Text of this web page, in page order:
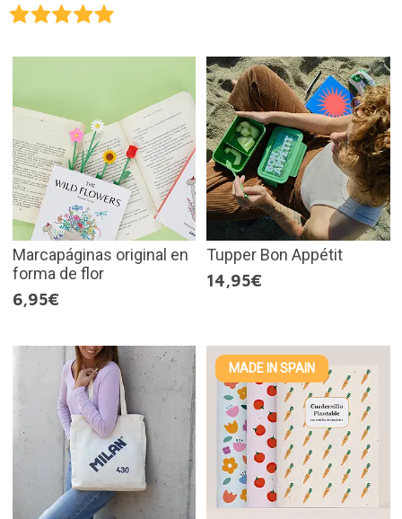
Marcapáginas original en
forma de flor
6,95€
Tupper Bon Appétit
14,95€
MADE IN SPAIN